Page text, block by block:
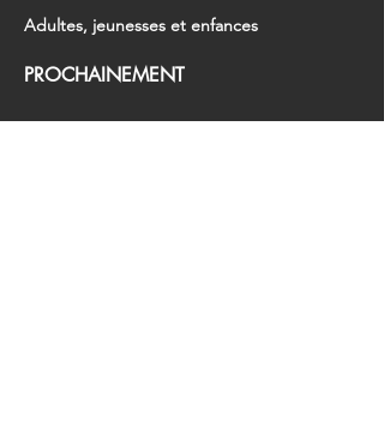
Adultes, jeunesses et enfances
PROCHAINEMENT